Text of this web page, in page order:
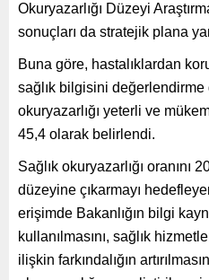
Okuryazarlığı Düzeyi
sonuçları da stratejik plana
Buna göre, hastalıklardan
sağlık bilgisini değerlendirme
okuryazarlığı yeterli ve
45,4 olarak belirlendi.
Sağlık okuryazarlığı oranını
düzeyine çıkarmayı
erişimde Bakanlığın bilgi
kullanılmasını, sağlık
ilişkin farkındalığın